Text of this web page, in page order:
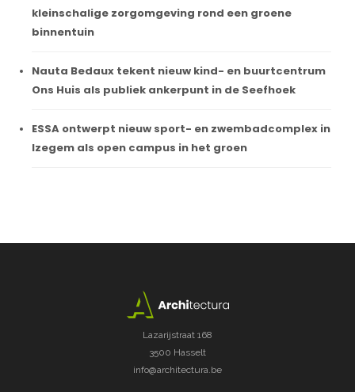
kleinschalige zorgomgeving rond een groene
binnentuin
Nauta Bedaux tekent nieuw kind- en buurtcentrum
Ons Huis als publiek ankerpunt in de Seefhoek
ESSA ontwerpt nieuw sport- en zwembadcomplex in
Izegem als open campus in het groen
Lazarijstraat 168
3500 Hasselt
info@architectura.be